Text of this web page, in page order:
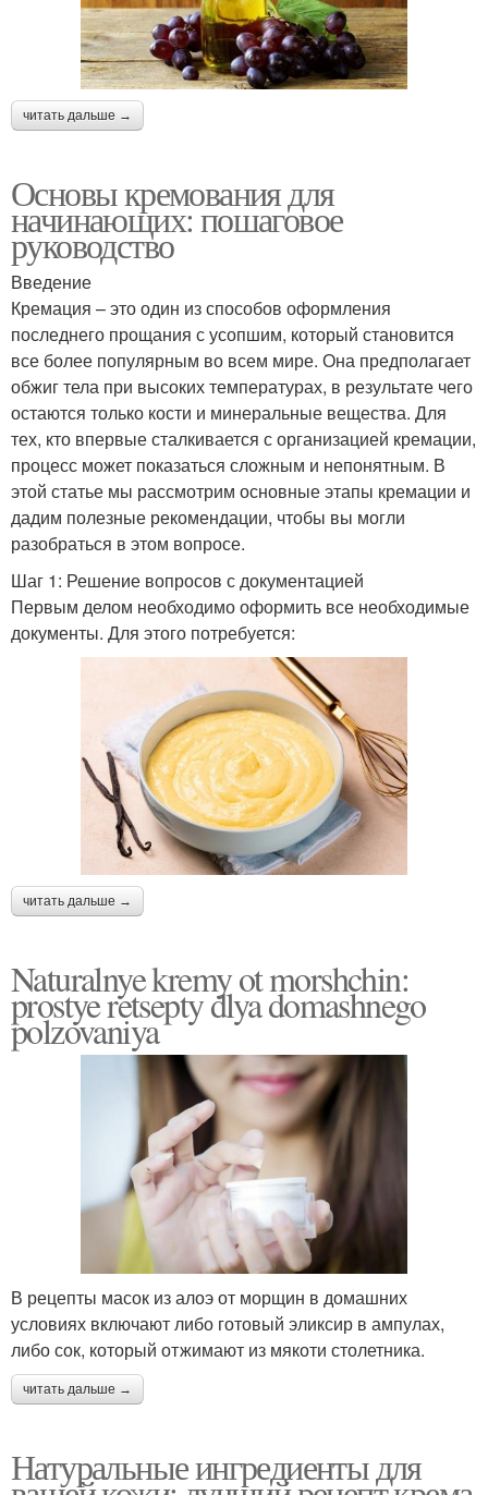
читать дальше →
Основы кремования для
начинающих: пошаговое
руководство
Введение
Кремация – это один из способов оформления
последнего прощания с усопшим, который становится
все более популярным во всем мире. Она предполагает
обжиг тела при высоких температурах, в результате чего
остаются только кости и минеральные вещества. Для
тех, кто впервые сталкивается с организацией кремации,
процесс может показаться сложным и непонятным. В
этой статье мы рассмотрим основные этапы кремации и
дадим полезные рекомендации, чтобы вы могли
разобраться в этом вопросе.
Шаг 1: Решение вопросов с документацией
Первым делом необходимо оформить все необходимые
документы. Для этого потребуется:
читать дальше →
Naturalnye kremy ot morshchin:
prostye retsepty dlya domashnego
polzovaniya
В рецепты масок из алоэ от морщин в домашних
условиях включают либо готовый эликсир в ампулах,
либо сок, который отжимают из мякоти столетника.
читать дальше →
Натуральные ингредиенты для